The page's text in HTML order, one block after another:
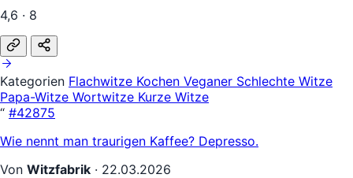
4,6 · 8
Kategorien Flachwitze Kochen Veganer Schlechte Witze
Papa-Witze Wortwitze Kurze Witze
“ #42875
Wie nennt man traurigen Kaffee? Depresso.
Von Witzfabrik · 22.03.2026